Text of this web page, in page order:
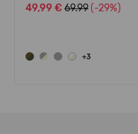
49,99 € 69.99 (-29%)
+3